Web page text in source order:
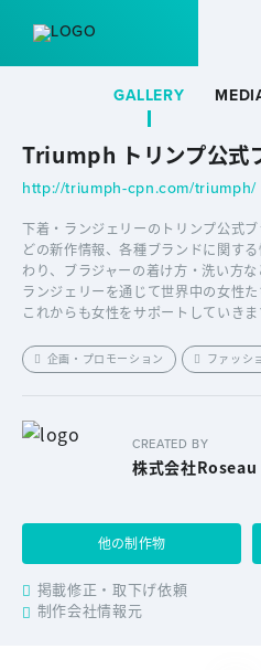
GALLERY
Triumph トリンプ公式
http://triumph-cpn.com/triumph/
下着・ランジェリーのトリンプ公式
どの新作情報、各種ブランドに関す
わり、ブラジャーの着け方・洗い方
ランジェリーを通じて世界中の女性
これからも女性をサポートしていきま
企画・プロモーション ファッシ
CREATED BY
株式会社
他の制作物
掲載修正・取下げ依頼
制作会社情報元